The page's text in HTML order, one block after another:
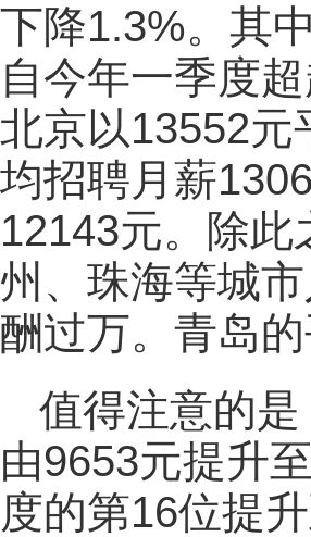
下降1.3%。其
自今年一季度
北京以13552元
均招聘月薪
12143元。除
州、珠海等城
酬过万。青岛
值得注意的
由9653元提升
度的第16位提